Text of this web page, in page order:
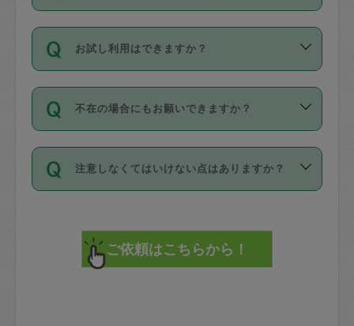
ールに記載していますので、各自の得意
を依頼してください。
ジさんが活動されています。
※テストセンターの講評は１件目のレビュ
参考
【詳細】タスカジさんの登録に際
をさせたりした場合が対象で、補償金額
す。
写真を撮り、
詳細FAQ：
損害賠償保険について教えて
す。
タスカジさんへ「募集」をかけることが
可能です。
キャンセル料には、以下の2種類がありま
す。
1. 直前キャンセル（定期、スポット契約
共通）
72時間を超える※と、以下のキャンセル
料が発生します。
直前キャンセル料：
72時間前〜24時間前＝依頼料金の50%
お試し利用はできますか？
「お試し利用」というメニューはありま
せんが、「一回のみ」依頼を活用するこ
とによって、気に入ったタスカジさんを
まず、条件の合う気になるタスカジさ
みてください。
その後、一番気に入ったタスカジさんに
不在の場合にもお願いできますか？
不在の場合の作業はタスカジさんの同意
が必要です。数回の依頼ののち、タスカ
ジさんと依頼者の間で十分な信頼関係が
てください。
不在時に部屋に入るためにタスカジさん
注意しなくてはいけない点はありますか？
で、必ず鍵のかかるロッカーや金庫に入
れて依頼者の責任の元管理するよう心掛
けてください。